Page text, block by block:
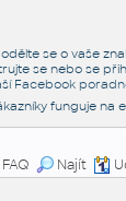
se o vaše
se nebo se
Facebook
funguje na
FAQ
Najít